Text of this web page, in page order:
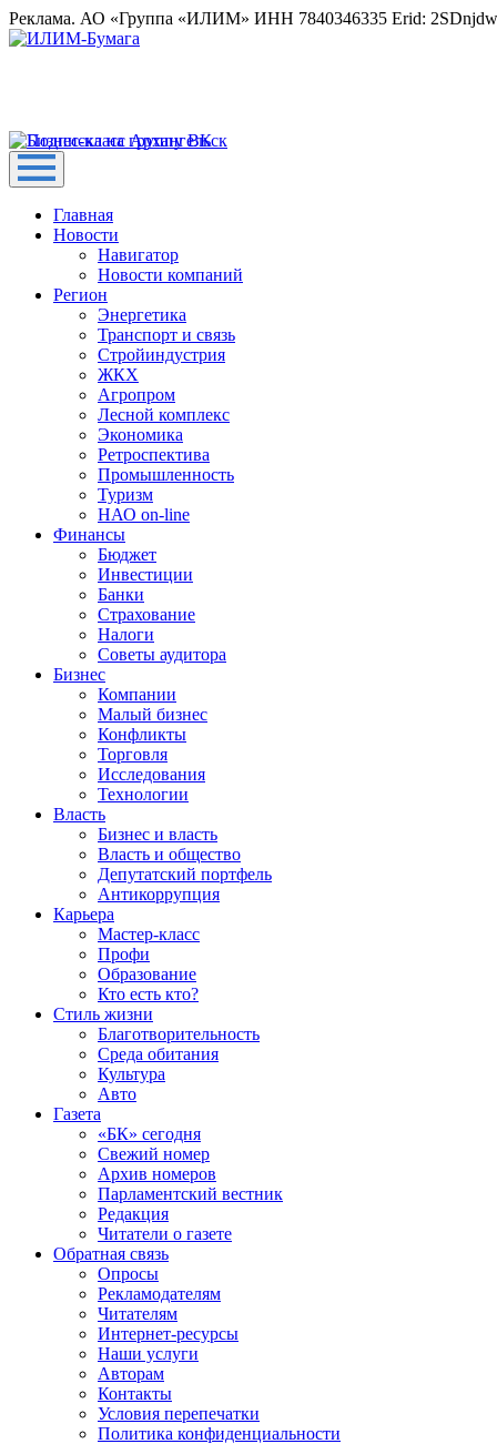
Реклама. АО «Группа «ИЛИМ» ИНН 7840346335 Erid:
Главная
Новости
Навигатор
Новости компаний
Регион
Энергетика
Транспорт и связь
Стройиндустрия
ЖКХ
Агропром
Лесной комплекс
Экономика
Ретроспектива
Промышленность
Туризм
НАО on-line
Финансы
Бюджет
Инвестиции
Банки
Страхование
Налоги
Советы аудитора
Бизнес
Компании
Малый бизнес
Конфликты
Торговля
Исследования
Технологии
Власть
Бизнес и власть
Власть и общество
Депутатский портфель
Антикоррупция
Карьера
Мастер-класс
Профи
Образование
Кто есть кто?
Стиль жизни
Благотворительность
Среда обитания
Культура
Авто
Газета
«БК» сегодня
Свежий номер
Архив номеров
Парламентский вестник
Редакция
Читатели о газете
Обратная связь
Опросы
Рекламодателям
Читателям
Интернет-ресурсы
Наши услуги
Авторам
Контакты
Условия перепечатки
Политика конфиденциальности